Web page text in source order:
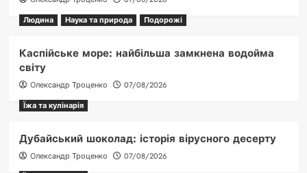
Людина
Наука та природа Подорожі
Каспійське море: найбільша замкнена водойма
світу
Олександр Троценко
07/08/2026
Їжа та кулінарія
Дубайський шоколад: історія вірусного десерту
Олександр Троценко
07/08/2026